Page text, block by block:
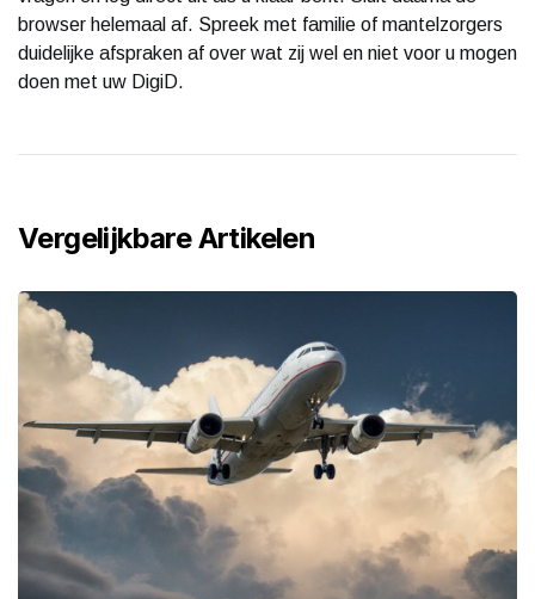
browser helemaal af. Spreek met familie of mantelzorgers
duidelijke afspraken af over wat zij wel en niet voor u mogen
doen met uw DigiD.
Vergelijkbare Artikelen